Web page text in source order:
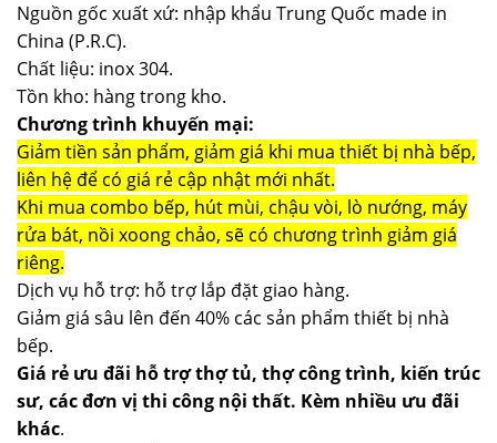
Nguồn gốc xuất xứ: nhập khẩu Trung Quốc made in
China (P.R.C).
Chất liệu: inox 304.
Tồn kho: hàng trong kho.
Chương trình khuyến mại:
Giảm tiền sản phẩm, giảm giá khi mua thiết bị nhà bếp,
liên hệ để có giá rẻ cập nhật mới nhất.
Khi mua combo bếp, hút mùi, chậu vòi, lò nướng, máy
rửa bát, nồi xoong chảo, sẽ có chương trình giảm giá
riêng.
Dịch vụ hỗ trợ: hỗ trợ lắp đặt giao hàng.
Giảm giá sâu lên đến 40% các sản phẩm thiết bị nhà
bếp.
Giá rẻ ưu đãi hỗ trợ thợ tủ, thợ công trình, kiến trúc
sư, các đơn vị thi công nội thất. Kèm nhiều ưu đãi
khác.